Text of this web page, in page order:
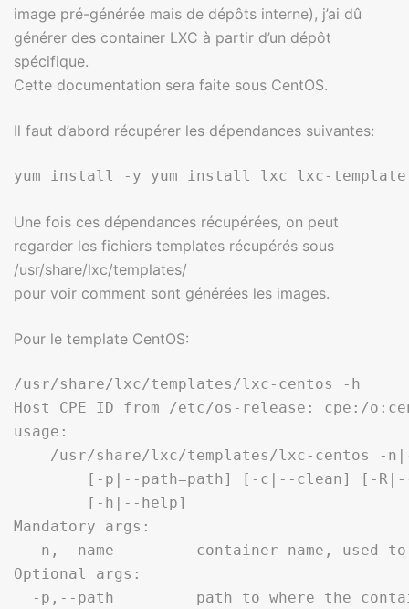
image pré-générée mais de dépôts interne), j’ai dû
générer des container LXC à partir d’un dépôt
spécifique.
Cette documentation sera faite sous CentOS.
Il faut d’abord récupérer les dépendances suivantes:
Une fois ces dépendances récupérées, on peut
regarder les fichiers templates récupérés sous
/usr/share/lxc/templates/
pour voir comment sont générées les images.
Pour le template CentOS:
/usr/share/lxc/templates/lxc-centos -h
Host CPE ID from /etc/os-release: cpe:/
usage:
/usr/share/lxc/templates/lxc-centos -
[-p|--path=path] [-c|--clean] [-
        [-h|--help]
Mandatory args:
-n,--name         container name, used
Optional args:
-p,--path         path to where the